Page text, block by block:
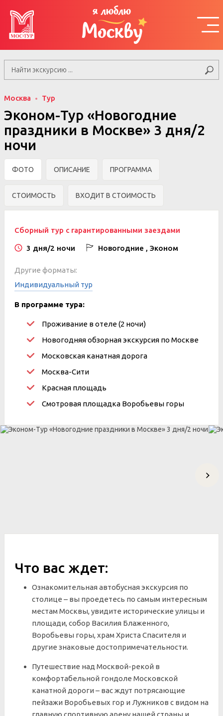
я люблю
Москву
Москва Тур
Эконом-Тур «Новогодние
праздники в Москве» 3 дня/2
ночи
ФОТО ОПИСАНИЕ ПРОГРАММА
СТОИМОСТЬ ВХОДИТ В СТОИМОСТЬ
Сборный тур с гарантированными заездами
3 дня/2 ночи Новогодние , Эконом
Другие форматы:
Индивидуальный тур
В программе тура:
Проживание в отеле (2 ночи)
Новогодняя обзорная экскурсия по Москве
Московская канатная дорога
Москва-Сити
Красная площадь
Смотровая площадка Воробьевы горы
Что вас ждет:
Ознакомительная автобусная экскурсия по
столице – вы проедетесь по самым интересным
местам Москвы, увидите исторические улицы и
площади, собор Василия Блаженного,
Воробьевы горы, храм Христа Спасителя и
другие знаковые достопримечательности.
Путешествие над Москвой-рекой в
комфортабельной гондоле Московской
канатной дороги – вас ждут потрясающие
пейзажи Воробьевых гор и Лужников с видом на
главную спортивную арену нашей страны и